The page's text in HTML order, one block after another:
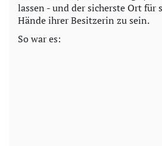
lassen - und der sicherste Ort für
Hände ihrer Besitzerin zu sein.
So war es: